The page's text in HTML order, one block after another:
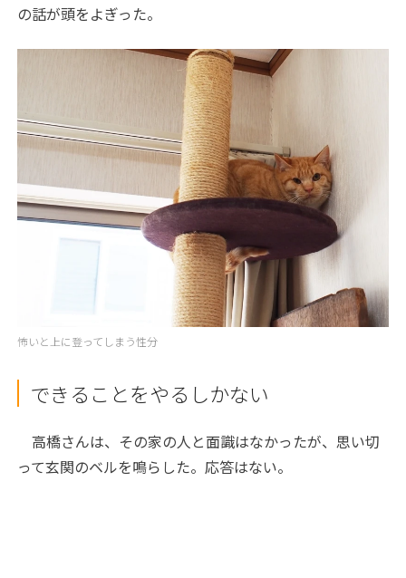
の話が頭をよぎった。
怖いと上に登ってしまう性分
できることをやるしかない
高橋さんは、その家の人と面識はなかったが、思い切
って玄関のベルを鳴らした。応答はない。